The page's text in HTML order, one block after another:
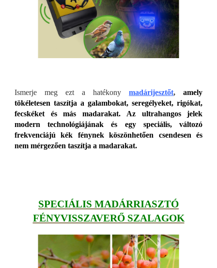
Ismerje meg ezt a hatékony madárijesztőt, amely
tökéletesen taszítja a galambokat, seregélyeket, rigókat,
fecskéket és más madarakat. Az ultrahangos jelek
modern technológiájának és egy speciális, változó
frekvenciájú kék fénynek köszönhetően csendesen és
nem mérgezően taszítja a madarakat.
SPECIÁLIS MADÁRRIASZTÓ
FÉNYVISSZAVERŐ SZALAGOK